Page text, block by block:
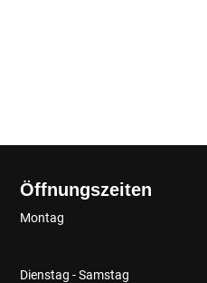
Öffnungszeiten
Montag
Dienstag - Samstag